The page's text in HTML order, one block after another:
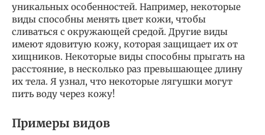
уникальных особенностей. Например, некоторые
виды способны менять цвет кожи, чтобы
сливаться с окружающей средой. Другие виды
имеют ядовитую кожу, которая защищает их от
хищников. Некоторые виды способны прыгать на
расстояние, в несколько раз превышающее длину
их тела. Я узнал, что некоторые лягушки могут
пить воду через кожу!
Примеры видов